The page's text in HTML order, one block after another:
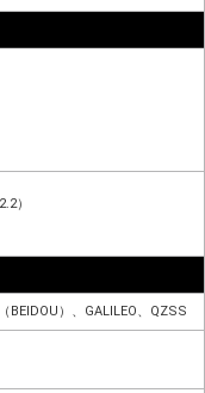
）
BEIDOU）、GALILEO、QZSS